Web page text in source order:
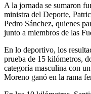
A la jornada se sumaron
ministra del Deporte,
Pedro Sánchez, quienes
junto a miembros de las
En lo deportivo, los
prueba de 15 kilómetros,
categoría masculina con
Moreno ganó en la rama